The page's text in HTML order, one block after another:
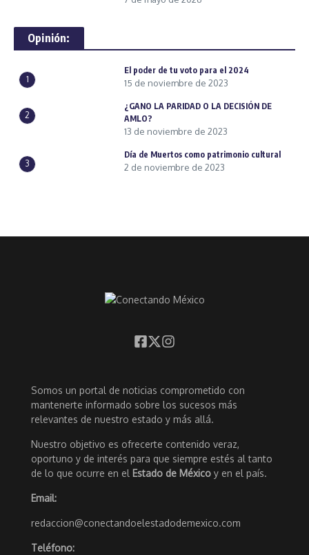
Opinión:
1
El poder de tu voto para el 2024
15 de noviembre de 2023
2
¿GANO LA PARIDAD O LA DECISIÓN DE
AMLO?
13 de noviembre de 2023
3
Día de Muertos como patrimonio cultural
2 de noviembre de 2023
Somos un portal de noticias comprometido con
mantenerte informado sobre los sucesos más
relevantes de nuestro estado y más allá.
Nuestro objetivo es ofrecerte contenido veraz,
oportuno y de interés para que siempre estés al tanto
de lo que ocurre en el Estado de México y en el país.
Email:
redaccion@conectandoelestadodemexico.com
Teléfono: